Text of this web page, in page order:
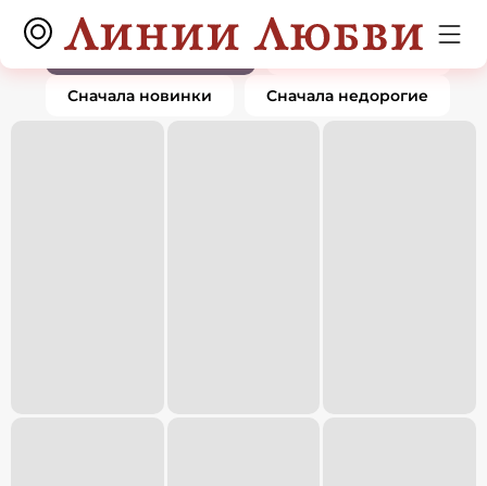
Серьги0 товаров
По популярности
Сначала дорогие
Сначала новинки Сначала недорогие